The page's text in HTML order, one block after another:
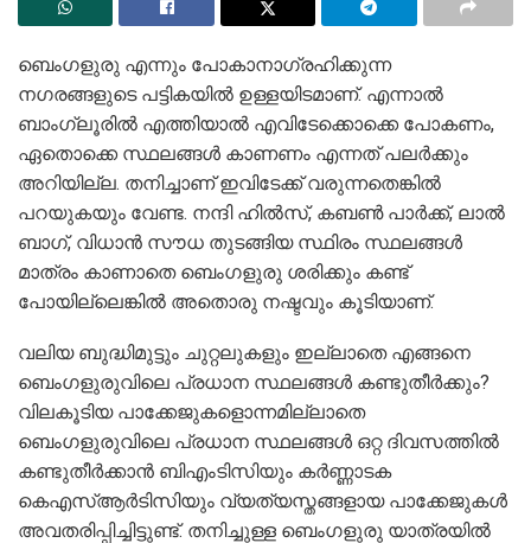
ബെംഗളുരു എന്നും പോകാനാഗ്രഹിക്കുന്ന
നഗരങ്ങളുടെ പട്ടികയിൽ ഉള്ളയിടമാണ്. എന്നാൽ
ബാംഗ്ലൂരിൽ എത്തിയാൽ എവിടേക്കൊക്കെ പോകണം,
ഏതൊക്കെ സ്ഥലങ്ങൾ കാണണം എന്നത് പലർക്കും
അറിയില്ല. തനിച്ചാണ് ഇവിടേക്ക് വരുന്നതെങ്കിൽ
പറയുകയും വേണ്ട. നന്ദി ഹിൽസ്, കബൺ പാര്‍ക്ക്, ലാൽ
ബാഗ്, വിധാൻ സൗധ തുടങ്ങിയ സ്ഥിരം സ്ഥലങ്ങൾ
മാത്രം കാണാതെ ബെംഗളുരു ശരിക്കും കണ്ട്
പോയില്ലെങ്കിൽ അതൊരു നഷ്ടവും കൂടിയാണ്.
വലിയ ബുദ്ധിമുട്ടും ചുറ്റലുകളും ഇല്ലാതെ എങ്ങനെ
ബെംഗളുരുവിലെ പ്രധാന സ്ഥലങ്ങൾ കണ്ടുതീർക്കും?
വിലകൂടിയ പാക്കേജുകളൊന്നമില്ലാതെ
ബെംഗളുരുവിലെ പ്രധാന സ്ഥലങ്ങൾ ഒറ്റ ദിവസത്തിൽ
കണ്ടുതീർ‍ക്കാൻ ബിഎംടിസിയും കർണ്ണാടക
കെഎസ്ആര്‍ടിസിയും വ്യത്യസ്തങ്ങളായ പാക്കേജുകൾ
അവതരിപ്പിച്ചിട്ടുണ്ട്. തനിച്ചുള്ള ബെംഗളുരു യാത്രയിൽ